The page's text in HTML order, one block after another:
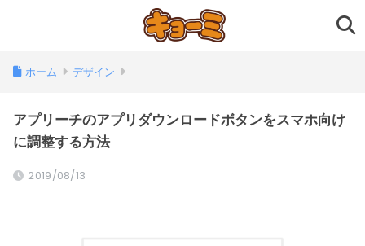
ホーム デザイン
アプリーチのアプリダウンロードボタンをスマホ向け
に調整する方法
2019/08/13